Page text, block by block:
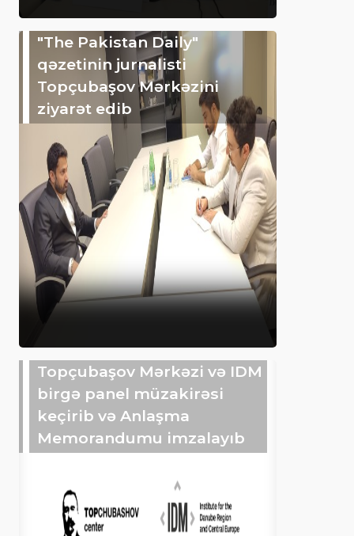
"The Pakistan Daily"
qəzetinin jurnalisti
Topçubaşov Mərkəzini
ziyarət edib
Topçubaşov Mərkəzi və IDM
birgə panel müzakirəsi
keçirib və Anlaşma
Memorandumu imzalayıb